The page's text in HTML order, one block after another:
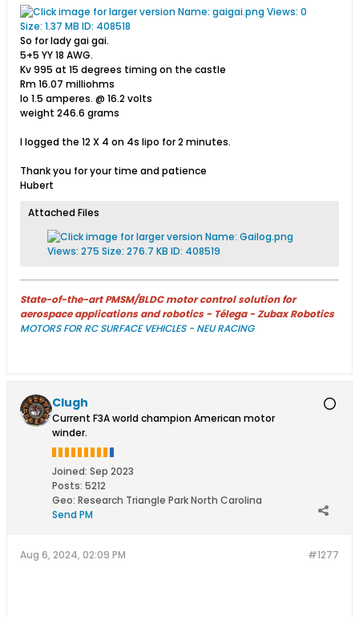
So for lady gai gai.
5+5 YY 18 AWG.
Kv 995 at 15 degrees timing on the castle
Rm 16.07 milliohms
Io 1.5 amperes. @ 16.2 volts
weight 246.6 grams
I logged the 12 X 4 on 4s lipo for 2 minutes.
Thank you for your time and patience
Hubert
Attached Files
State-of-the-art PMSM/BLDC motor control solution for
aerospace applications and robotics - Télega - Zubax Robotics
MOTORS FOR RC SURFACE VEHICLES - NEU RACING
Clugh
Current F3A world champion American motor
winder.
Joined: Sep 2023
Posts: 5212
Geo: Research Triangle Park North Carolina
Send PM
#1277
Aug 6, 2024, 02:09 PM